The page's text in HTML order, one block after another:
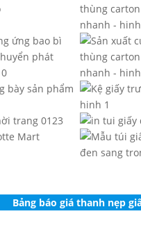
Bảng báo giá thanh nẹp